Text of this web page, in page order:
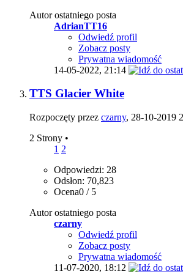
Autor ostatniego posta
AdrianTT16
Odwiedź profil
Zobacz posty
Prywatna wiadomość
14-05-2022, 21:14
TTS Glacier White
Rozpoczęty przez czarny, 28-10-2019
2 Strony •
1 2
Odpowiedzi: 28
Odsłon: 70,823
Ocena0 / 5
Autor ostatniego posta
czarny
Odwiedź profil
Zobacz posty
Prywatna wiadomość
11-07-2020, 18:12